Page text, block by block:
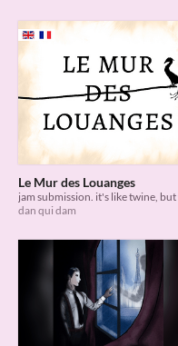
Le Mur des Louanges
dan qui dam